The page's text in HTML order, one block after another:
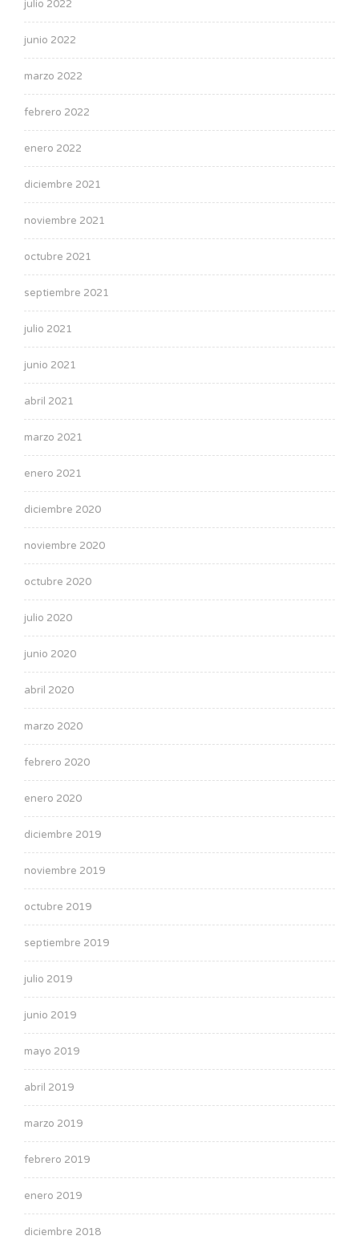
julio 2022
junio 2022
marzo 2022
febrero 2022
enero 2022
diciembre 2021
noviembre 2021
octubre 2021
septiembre 2021
julio 2021
junio 2021
abril 2021
marzo 2021
enero 2021
diciembre 2020
noviembre 2020
octubre 2020
julio 2020
junio 2020
abril 2020
marzo 2020
febrero 2020
enero 2020
diciembre 2019
noviembre 2019
octubre 2019
septiembre 2019
julio 2019
junio 2019
mayo 2019
abril 2019
marzo 2019
febrero 2019
enero 2019
diciembre 2018